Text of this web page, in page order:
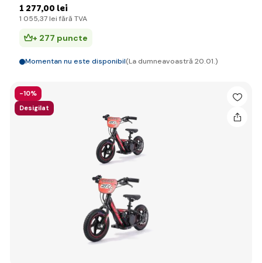
1 277,00 lei
1 055,37 lei fără TVA
+ 277 puncte
Momentan nu este disponibil(La dumneavoastră 20.01.)
-10%
Desigilat